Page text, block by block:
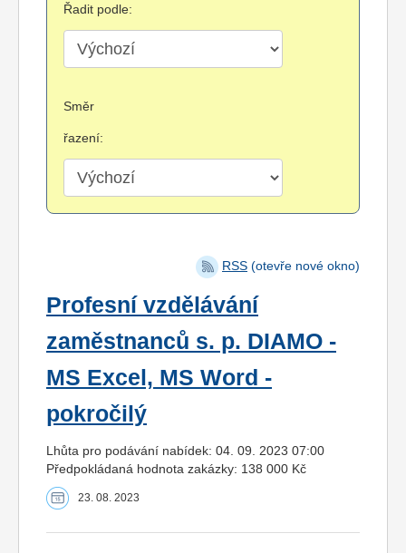
Řadit podle:
Směr
řazení:
RSS (otevře nové okno)
Profesní vzdělávání
zaměstnanců s. p. DIAMO -
MS Excel, MS Word -
pokročilý
Lhůta pro podávání nabídek: 04. 09. 2023 07:00
Předpokládaná hodnota zakázky: 138 000 Kč
23. 08. 2023